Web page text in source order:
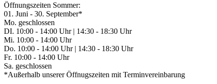
Öffnungszeiten Sommer:
01. Juni - 30. September*
Mo. geschlossen
DI. 10:00 - 14:00 Uhr | 14:30 - 18:30 Uhr
Mi. 10:00 - 14:00 Uhr
Do. 10:00 - 14:00 Uhr | 14:30 - 18:30 Uhr
Fr. 10:00 - 14:00 Uhr
Sa. geschlossen
*Außerhalb unserer Öffnugszeiten mit Terminvereinbarung